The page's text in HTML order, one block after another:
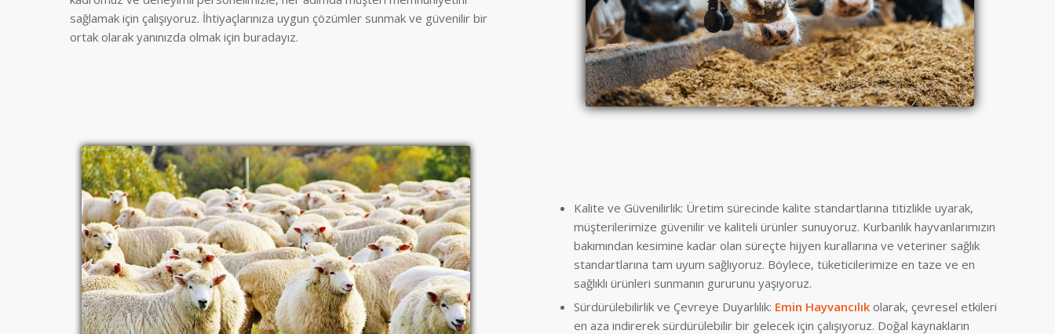
sağlamak için çalışıyoruz. İhtiyaçlarınıza uygun çözümler sunmak ve güvenilir bir
ortak olarak yanınızda olmak için buradayız.
Kalite ve Güvenilirlik: Üretim sürecinde kalite standartlarına titizlikle uyarak,
müşterilerimize güvenilir ve kaliteli ürünler sunuyoruz. Kurbanlık hayvanlarımızın
bakımından kesimine kadar olan süreçte hijyen kurallarına ve veteriner sağlık
standartlarına tam uyum sağlıyoruz. Böylece, tüketicilerimize en taze ve en
sağlıklı ürünleri sunmanın gururunu yaşıyoruz.
Sürdürülebilirlik ve Çevreye Duyarlılık: Emin Hayvancılık olarak, çevresel etkileri
en aza indirerek sürdürülebilir bir gelecek için çalışıyoruz. Doğal kaynakların